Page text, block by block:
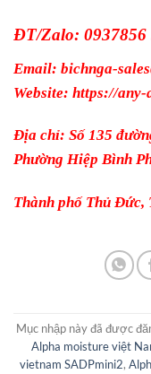
ĐT/Zalo: 0937856
Email: bichnga-
Website: https://any-
Địa chỉ: Số 135
Phường Hiệp Bình
Thành phố Thủ Đức,
Mục nhập này đã được
Alpha moisture việt
vietnam SADPmini2,